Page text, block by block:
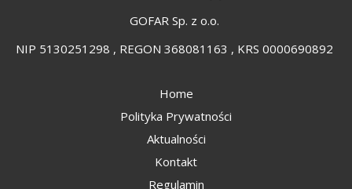
GOFAR Sp. z o.o.
NIP 5130251298 , REGON 368081163 , KRS 0000690892
Home
Polityka Prywatności
Aktualności
Kontakt
Regulamin